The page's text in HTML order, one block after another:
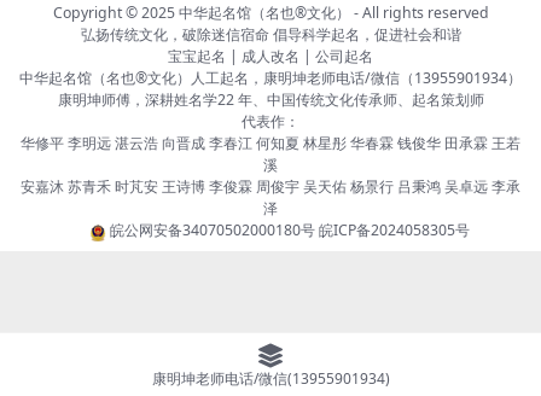
Copyright © 2025中华起名馆（名也®文化） - All rights reserved
弘扬传统文化，破除迷信宿命 倡导科学起名，促进社会和谐
宝宝起名 | 成人改名 | 公司起名
中华起名馆（名也®文化）人工起名，康明坤老师电话/微信（13955901934）
康明坤师傅，深耕姓名学22 年、中国传统文化传承师、起名策划师
代表作：
华修平 李明远 湛云浩 向晋成 李春江 何知夏 林星彤 华春霖 钱俊华 田承霖 王若
溪
安嘉沐 苏青禾 时芃安 王诗博 李俊霖 周俊宇 吴天佑 杨景行 吕秉鸿 吴卓远 李承
泽
皖公网安备34070502000180号皖ICP备2024058305号
康明坤老师电话/微信(13955901934)